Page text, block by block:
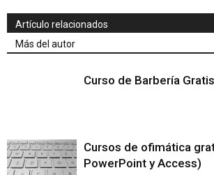
Artículo relacionados
Más del autor
Curso de Barbería
Cursos de ofimática
PowerPoint y Access)